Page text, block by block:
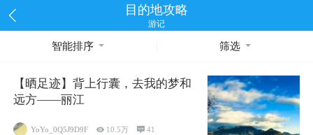
目的地攻略
游记
智能排序 筛选
【晒足迹】背上行囊，去我的梦和
远方——丽江
YoYo_0Q5J9D9F  10.5万 41